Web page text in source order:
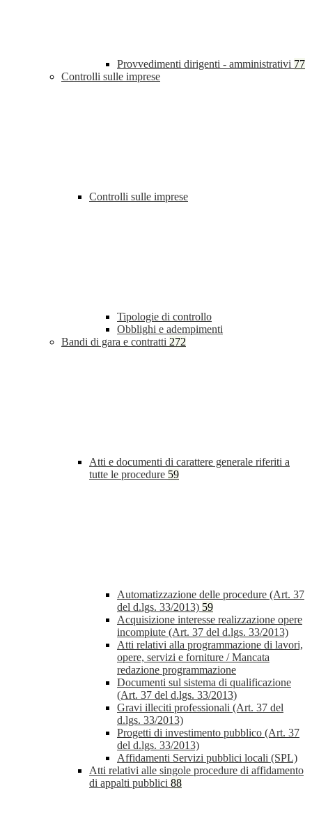
Provvedimenti dirigenti - amministrativi 77
Controlli sulle imprese
Controlli sulle imprese
Tipologie di controllo
Obblighi e adempimenti
Bandi di gara e contratti 272
Atti e documenti di carattere generale riferiti a
tutte le procedure 59
Automatizzazione delle procedure (Art. 37
del d.lgs. 33/2013) 59
Acquisizione interesse realizzazione opere
incompiute (Art. 37 del d.lgs. 33/2013)
Atti relativi alla programmazione di lavori,
opere, servizi e forniture / Mancata
redazione programmazione
Documenti sul sistema di qualificazione
(Art. 37 del d.lgs. 33/2013)
Gravi illeciti professionali (Art. 37 del
d.lgs. 33/2013)
Progetti di investimento pubblico (Art. 37
del d.lgs. 33/2013)
Affidamenti Servizi pubblici locali (SPL)
Atti relativi alle singole procedure di affidamento
di appalti pubblici 88